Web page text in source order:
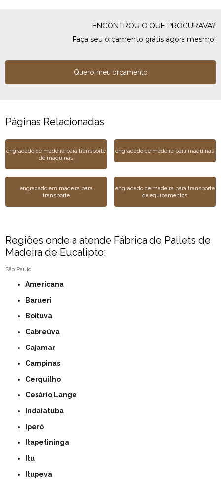
ENCONTROU O QUE PROCURAVA?
Faça seu orçamento grátis agora mesmo!
Quero meu orçamento
Páginas Relacionadas
engradado de madeira para transporte
de máquinas
engradado de madeira para máquinas
engradado em madeira para
transporte
engradado de madeira para transporte
de equipamentos
Regiões onde a atende Fábrica de Pallets de
Madeira de Eucalipto:
São Paulo
Americana
Barueri
Boituva
Cabreúva
Cajamar
Campinas
Cerquilho
Cesário Lange
Indaiatuba
Iperó
Itapetininga
Itu
Itupeva